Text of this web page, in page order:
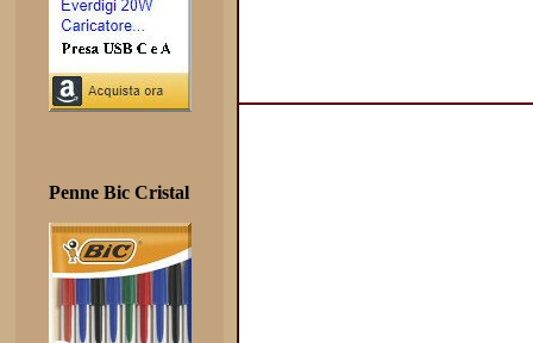
Penne Bic Cristal